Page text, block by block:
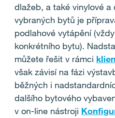
dlažeb, a také vinylové a
vybraných bytů je
podlahové vytápění
konkrétního bytu).
můžete řešit v rámci
však závisí na fázi
běžných i
dalšího bytového
v on-line nástroji